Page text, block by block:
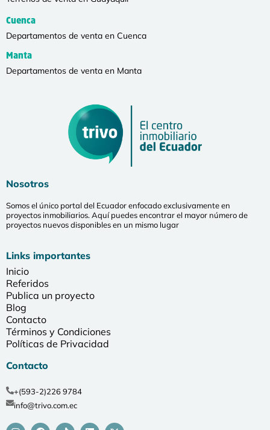
Cuenca
Departamentos de venta en Cuenca
Manta
Departamentos de venta en Manta
Nosotros
Somos el único portal del Ecuador enfocado exclusivamente en
proyectos inmobiliarios. Aquí puedes encontrar el mayor número de
proyectos nuevos disponibles en un mismo lugar
Links importantes
Inicio
Referidos
Publica un proyecto
Blog
Contacto
Términos y Condiciones
Políticas de Privacidad
Contacto
+(593-2)226 9784
info@trivo.com.ec